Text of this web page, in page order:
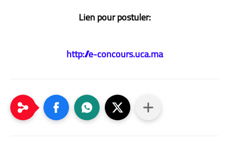
Lien pour postuler:
http://e-concours.uca.ma